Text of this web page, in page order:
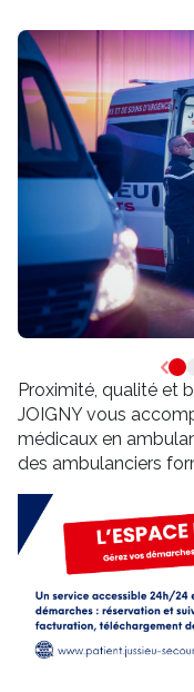
Proximité, qualité et
JOIGNY vous
médicaux en
des ambulanciers